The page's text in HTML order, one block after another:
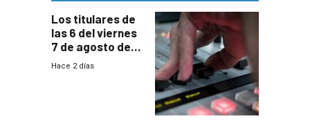
Los titulares de
las 6 del viernes
7 de agosto de
2026
Hace 2 días